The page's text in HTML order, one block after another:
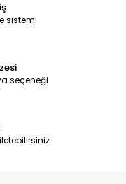
sistemi
seçeneği